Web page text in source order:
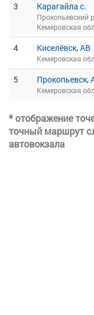
3 Карагайла с.
Прокопьевский
Кемеровская
4 Киселёвск, АВ
Кемеровская
5 Прокопьевск,
Кемеровская
* отображение
точный маршрут
автовокзала